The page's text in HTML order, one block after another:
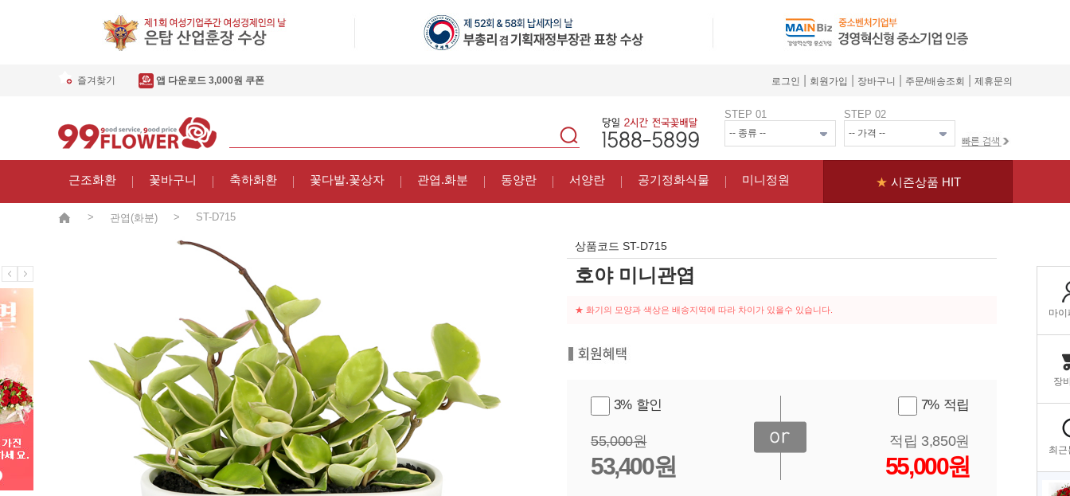
즐겨찾기 앱 다운로드 3,000원 쿠폰 로그인 회원가입 장바구니 주문/배송조회 제휴문의
STEP 01 STEP 02
근조화환 꽃바구니 축하화환 꽃다발.꽃상자 관엽.화분 동양란 서양란 공기정화식물 미니정원 ★ 시즌상품 HIT
> 관엽(화분) > ST-D715
상품코드 ST-D715
호야 미니관엽
★ 화기의 모양과 색상은 배송지역에 따라 차이가 있을수 있습니다.
3% 할인
55,000원
53,400원
7% 적립
적립 3,850원
55,000원